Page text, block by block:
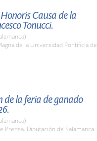
Causa de la
Tonucci.
de la Universidad Pontificia de
de la feria de ganado
Prensa. Diputación de Salamanca